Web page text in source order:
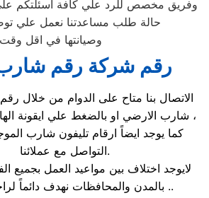
حالة طلب مساعدتنا نعمل علي
وصيانتها في اقل وقت
رقم شركة رقم شارب
الاتصال بنا متاح على الدوام من خلال
شارب الارضي او بالضغط علي ايقونة الهاتف ثم الاتصال ،
كما يوجد ايضاً ارقام تليفون شارب
التواصل مع عملائنا.
لايوجد اختلاف بين مواعيد العمل بجميع
بالمدن والمحافظات نهدف دائماً لراحة عملائنا ..